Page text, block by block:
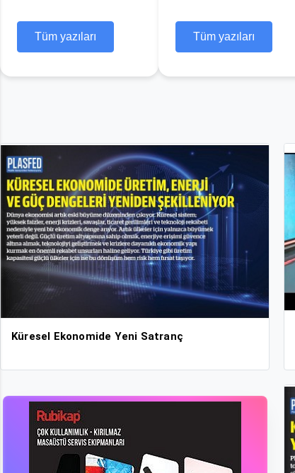
Tüm yazıları Tüm Yazıları
Küresel Ekonomide Yeni Satranç